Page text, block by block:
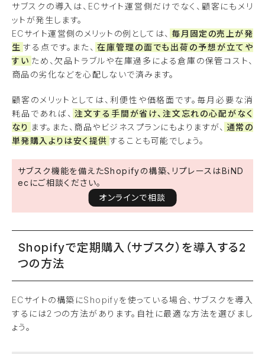
サブスクの導入は、ECサイト運営側だけでなく、顧客にもメリ
ットが発生します。
ECサイト運営側のメリットの例としては、 毎月固定の売上が発
生 する点です。また、 在庫管理の面でも出荷の予想が立てや
すい ため、欠品トラブルや在庫過多による倉庫の保管コスト、
商品の劣化などを心配しないで済みます。
顧客のメリットとしては、利便性や価格面です。毎月必要な消
耗品であれば、 注文する手間が省け、注文忘れの心配がなく
なり ます。また、商品やビジネスプランにもよりますが、 通常の
単発購入よりは安く提供 することも可能でしょう。
サブスク機能を備えたShopifyの構築、リプレースはBiND
ecにご相談ください。
オンラインで相談
Shopifyで定期購入（サブスク）を導入する2
つの方法
ECサイトの構築にShopifyを使っている場合、サブスクを導入
するには2つの方法があります。自社に最適な方法を選びまし
ょう。